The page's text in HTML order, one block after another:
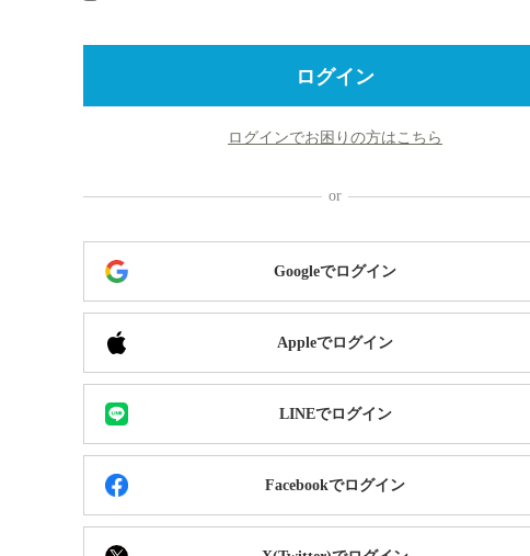
ログイン
ログインでお困りの方はこちら
Googleでログイン
Appleでログイン
LINEでログイン
Facebookでログイン